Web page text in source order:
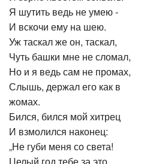
Я шутить ведь не умею -
И вскочи ему на шею.
Уж таскал же он, таскал,
Чуть башки мне не сломал,
Но и я ведь сам не промах,
Слышь, держал его как в
жомах.
Бился, бился мой хитрец
И взмолился наконец:
„Не губи меня со света!